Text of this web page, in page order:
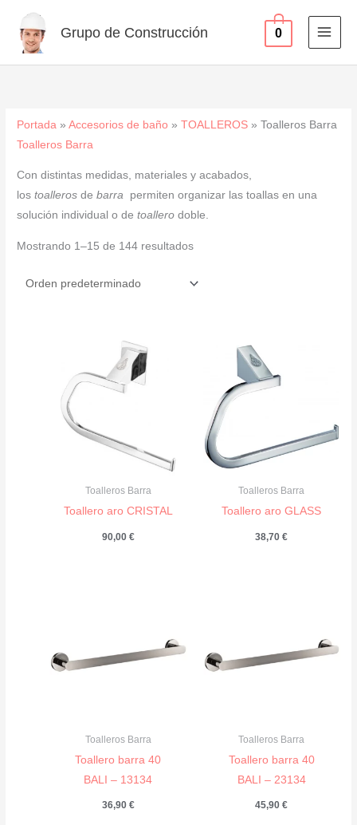
contenido
Grupo de Construcción 0
Portada »Accesorios de baño »TOALLEROS »Toalleros Barra
Toalleros Barra
Con distintas medidas, materiales y acabados,
lostoalleros debarra permiten organizar las toallas en una
solución individual o detoallero doble.
Mostrando 1–15 de 144 resultados
Toalleros Barra
Toallero aro CRISTAL
90,00 €
Toalleros Barra
Toallero aro GLASS
38,70€
Toalleros Barra
Toallero barra 40
BALI – 13134
36,90 €
Toalleros Barra
Toallero barra 40
BALI – 23134
45,90€